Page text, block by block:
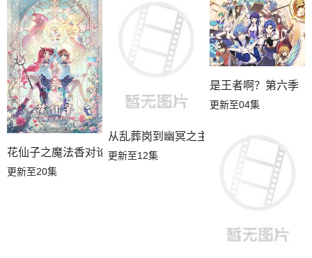
花仙子之魔法香对论
更新至20集
从乱葬岗到幽冥之主
更新至12集
是王者啊？第六季
更新至04集